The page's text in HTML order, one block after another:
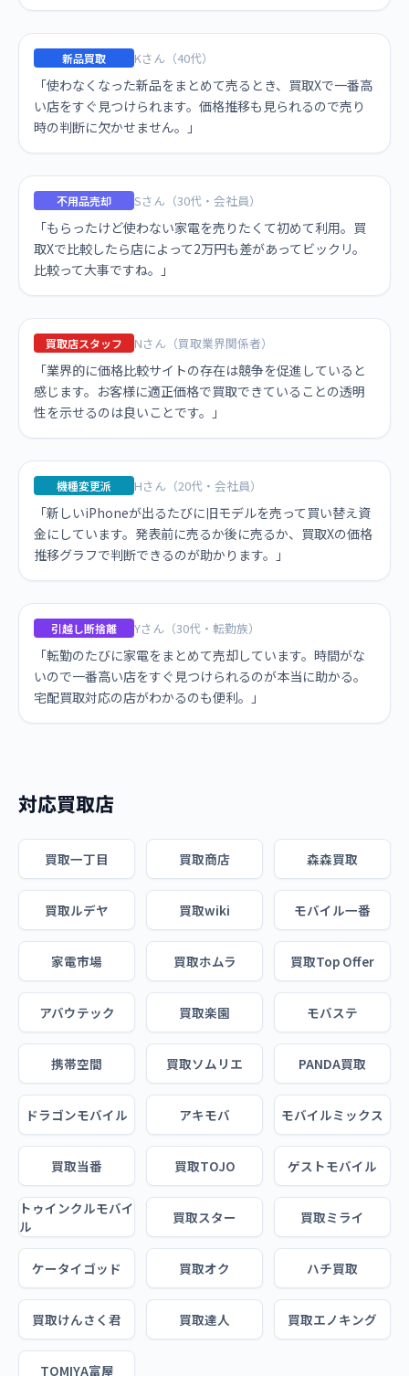
新品買取 Kさん（40代）
「使わなくなった新品をまとめて売るとき、買取Xで一番高
い店をすぐ見つけられます。価格推移も見られるので売り
時の判断に欠かせません。」
不用品売却 Sさん（30代・会社員）
「もらったけど使わない家電を売りたくて初めて利用。買
取Xで比較したら店によって2万円も差があってビックリ。
比較って大事ですね。」
買取店スタッフ Nさん（買取業界関係者）
「業界的に価格比較サイトの存在は競争を促進していると
感じます。お客様に適正価格で買取できていることの透明
性を示せるのは良いことです。」
機種変更派 Hさん（20代・会社員）
「新しいiPhoneが出るたびに旧モデルを売って買い替え資
金にしています。発表前に売るか後に売るか、買取Xの価格
推移グラフで判断できるのが助かります。」
引越し断捨離 Yさん（30代・転勤族）
「転勤のたびに家電をまとめて売却しています。時間がな
いので一番高い店をすぐ見つけられるのが本当に助かる。
宅配買取対応の店がわかるのも便利。」
対応買取店
買取一丁目 買取商店 森森買取
買取ルデヤ 買取wiki モバイル一番
家電市場 買取ホムラ 買取Top Offer
アバウテック 買取楽園 モバステ
携帯空間 買取ソムリエ PANDA買取
ドラゴンモバイル アキモバ モバイルミックス
買取当番 買取TOJO ゲストモバイル
トゥインクルモバイ
ル
買取スター 買取ミライ
ケータイゴッド 買取オク ハチ買取
買取けんさく君 買取達人 買取エノキング
TOMIYA富屋